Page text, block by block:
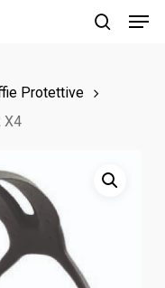
Protettive
X4